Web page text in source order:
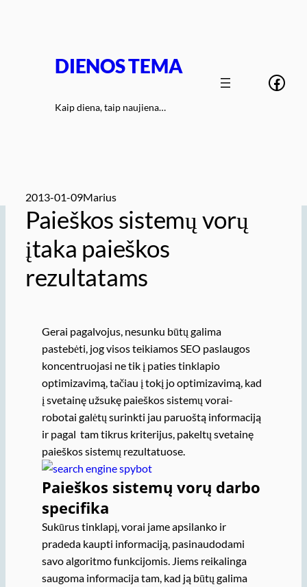
DIENOS TEMA
Kaip diena, taip naujiena…
2013-01-09Marius
Paieškos sistemų vorų
įtaka paieškos
rezultatams
Gerai pagalvojus, nesunku būtų galima
pastebėti, jog visos teikiamos SEO paslaugos
koncentruojasi ne tik į paties tinklapio
optimizavimą, tačiau į tokį jo optimizavimą, kad
į svetainę užsukę paieškos sistemų vorai-
robotai galėtų surinkti jau paruoštą informaciją
ir pagal tam tikrus kriterijus, pakeltų svetainę
paieškos sistemų rezultatuose.
Paieškos sistemų vorų darbo
specifika
Sukūrus tinklapį, vorai jame apsilanko ir
pradeda kaupti informaciją, pasinaudodami
savo algoritmo funkcijomis. Jiems reikalinga
saugoma informacija tam, kad ją būtų galima